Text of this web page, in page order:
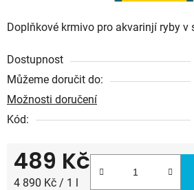
Doplňkové krmivo pro akvarinjí ryby v
Dostupnost
Můžeme doručit do:
Možnosti doručení
Kód:
489 Kč
Měrná cena:
4 890 Kč / 1 l